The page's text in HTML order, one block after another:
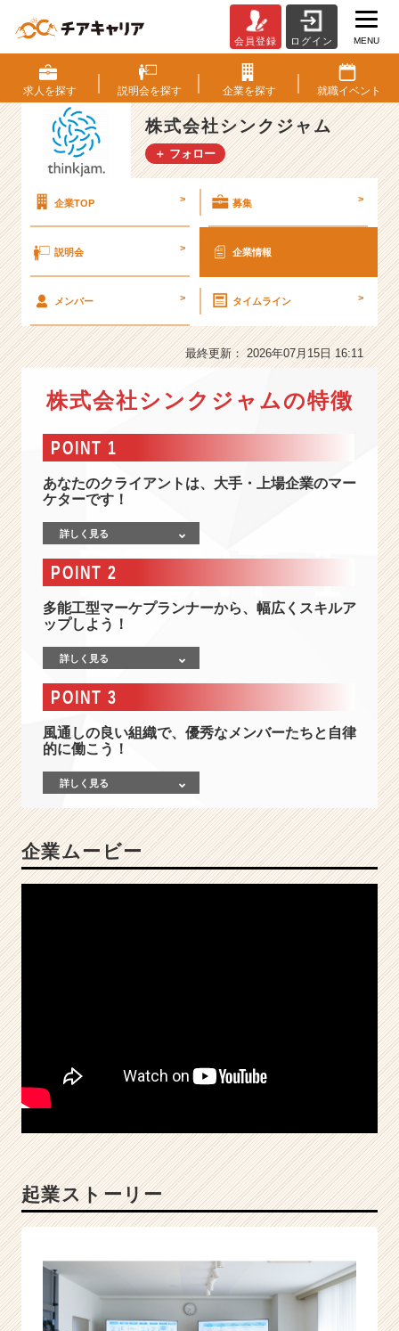
式
会
社
シ
ン
ク
ジ
社
-
戦
舞
大
手
｜
企
の
前
キ
ア
｜
マ
プ
ナ
ー
集
|
チ
会員登録 ログイン MENU
求人を探す 説明会を探す 企業を探す 就職イベント
株式会社シンクジャム
＋ フォロー
企業TOP > 募集 >
説明会 > 企業情報
メンバー > タイムライン >
最終更新： 2026年07月15日 16:11
株式会社シンクジャムの特徴
POINT 1
あなたのクライアントは、大手・上場企業のマー
ケターです！
詳しく見る
POINT 2
多能工型マーケプランナーから、幅広くスキルア
ップしよう！
詳しく見る
POINT 3
風通しの良い組織で、優秀なメンバーたちと自律
的に働こう！
詳しく見る
企業ムービー
起業ストーリー